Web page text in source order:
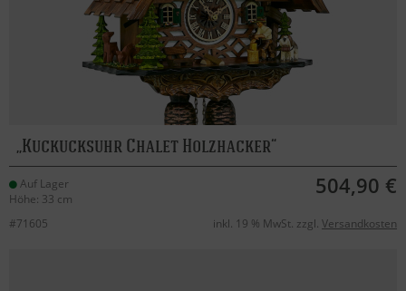
Kuckucksuhr Chalet Holzhacker
Auf Lager
Höhe: 33 cm
504,90 €
#71605 inkl. 19 % MwSt. zzgl. Versandkosten